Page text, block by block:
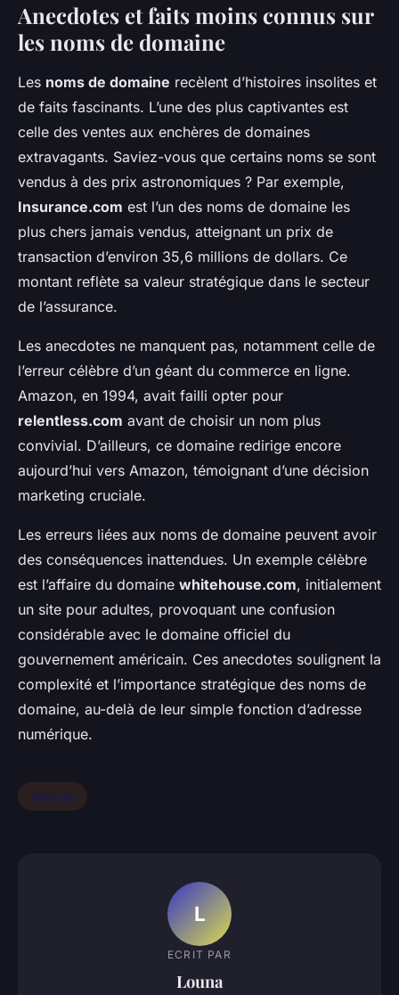
Anecdotes et faits moins connus sur
les noms de domaine
Les noms de domaine recèlent d’histoires insolites et
de faits fascinants. L’une des plus captivantes est
celle des ventes aux enchères de domaines
extravagants. Saviez-vous que certains noms se sont
vendus à des prix astronomiques ? Par exemple,
Insurance.com est l’un des noms de domaine les
plus chers jamais vendus, atteignant un prix de
transaction d’environ 35,6 millions de dollars. Ce
montant reflète sa valeur stratégique dans le secteur
de l’assurance.
Les anecdotes ne manquent pas, notamment celle de
l’erreur célèbre d’un géant du commerce en ligne.
Amazon, en 1994, avait failli opter pour
relentless.com avant de choisir un nom plus
convivial. D’ailleurs, ce domaine redirige encore
aujourd’hui vers Amazon, témoignant d’une décision
marketing cruciale.
Les erreurs liées aux noms de domaine peuvent avoir
des conséquences inattendues. Un exemple célèbre
est l’affaire du domaine whitehouse.com, initialement
un site pour adultes, provoquant une confusion
considérable avec le domaine officiel du
gouvernement américain. Ces anecdotes soulignent la
complexité et l’importance stratégique des noms de
domaine, au-delà de leur simple fonction d’adresse
numérique.
Internet
L
ECRIT PAR
Louna